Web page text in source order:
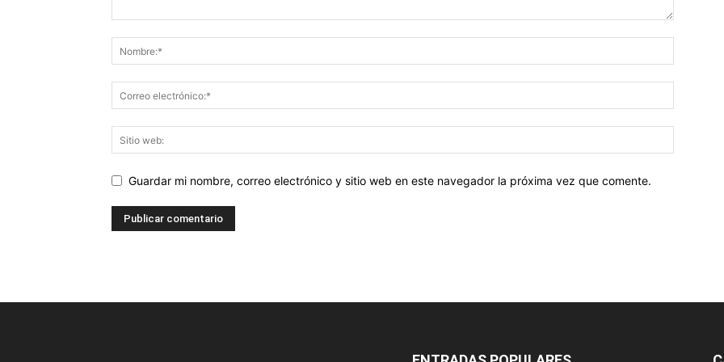
Guardar mi nombre, correo electrónico y sitio web en este navegador la próxima vez que comente.